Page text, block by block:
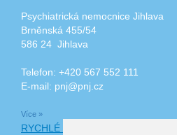
Psychiatrická nemocnice Jihlava
Brněnská 455/54
586 24 Jihlava
Telefon: +420 567 552 111
E-mail: pnj@pnj.cz
Více »
RYCHLÉ ODKAZY